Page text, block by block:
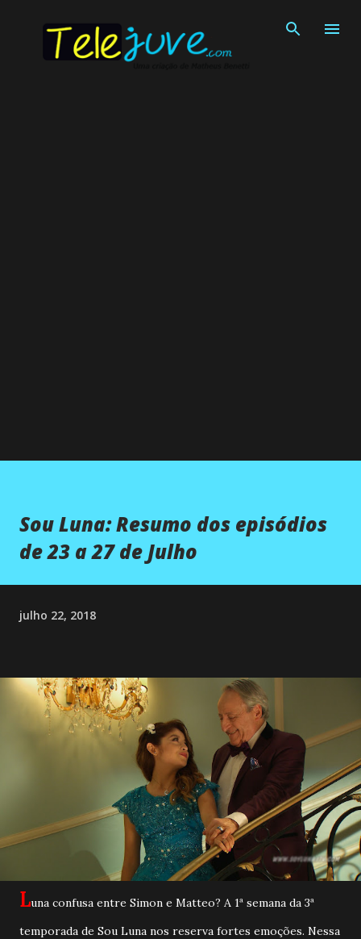
Sou Luna: Resumo dos episódios
de 23 a 27 de Julho
julho 22, 2018
Luna confusa entre Simon e Matteo? A 1ª semana da 3ª
temporada de Sou Luna nos reserva fortes emoções. Nessa